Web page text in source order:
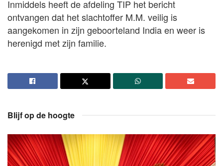
Inmiddels heeft de afdeling TIP het bericht
ontvangen dat het slachtoffer M.M. veilig is
aangekomen in zijn geboorteland India en weer is
herenigd met zijn familie.
Blijf op de hoogte